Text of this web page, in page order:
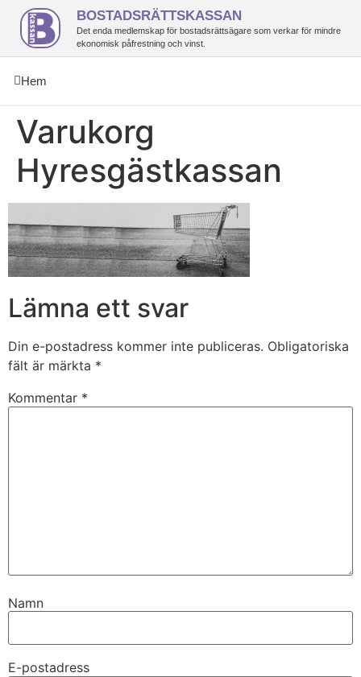
BOSTADSRÄTTSKASSAN
Det enda medlemskap för bostadsrättsägare som verkar för mindre
ekonomisk påfrestning och vinst.
Hem
Varukorg
Hyresgästkassan
Lämna ett svar
Din e-postadress kommer inte publiceras. Obligatoriska
fält är märkta *
Kommentar *
Namn
E-postadress